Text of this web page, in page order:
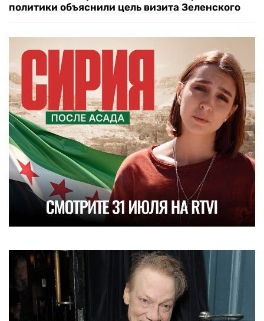
политики объяснили цель визита Зеленского